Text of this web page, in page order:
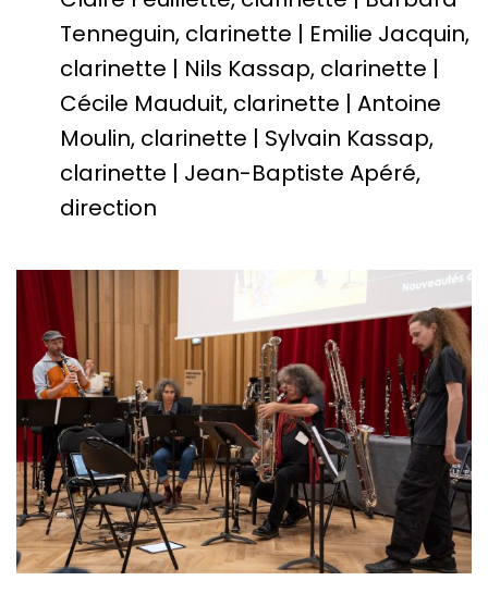
Tenneguin, clarinette | Emilie Jacquin,
clarinette | Nils Kassap, clarinette |
Cécile Mauduit, clarinette | Antoine
Moulin, clarinette | Sylvain Kassap,
clarinette | Jean-Baptiste Apéré,
direction